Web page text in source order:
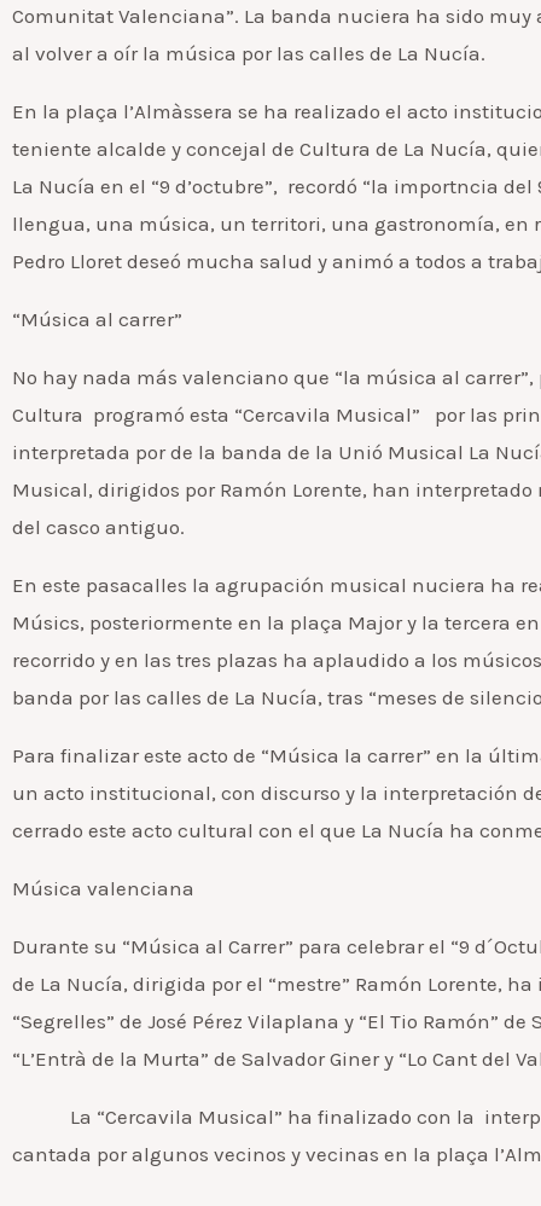
Comunitat Valenciana”. La banda nuciera ha sido
al volver a oír la música por las calles de La Nucía.
En la plaça l’Almàssera se ha realizado el acto
teniente alcalde y concejal de Cultura de La Nucía,
La Nucía en el “9 d’octubre”, recordó “la importncia
llengua, una música, un territori, una gastronomía, en
Pedro Lloret deseó mucha salud y animó a todos a
“Música al carrer”
No hay nada más valenciano que “la música al
Cultura programó esta “Cercavila Musical” por las
interpretada por de la banda de la Unió Musical La
Musical, dirigidos por Ramón Lorente, han
del casco antiguo.
En este pasacalles la agrupación musical nuciera ha
Músics, posteriormente en la plaça Major y la tercera
recorrido y en las tres plazas ha aplaudido a los
banda por las calles de La Nucía, tras “meses de
Para finalizar este acto de “Música la carrer” en la
un acto institucional, con discurso y la interpretación
cerrado este acto cultural con el que La Nucía ha
Música valenciana
Durante su “Música al Carrer” para celebrar el “9
de La Nucía, dirigida por el “mestre” Ramón Lorente,
“Segrelles” de José Pérez Vilaplana y “El Tio Ramón”
“L’Entrà de la Murta” de Salvador Giner y “Lo Cant del
La “Cercavila Musical” ha finalizado con la
cantada por algunos vecinos y vecinas en la plaça